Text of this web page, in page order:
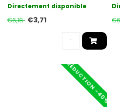
conique
Directement disponible
€6,18 €3,71
RÉDUCTION -40%